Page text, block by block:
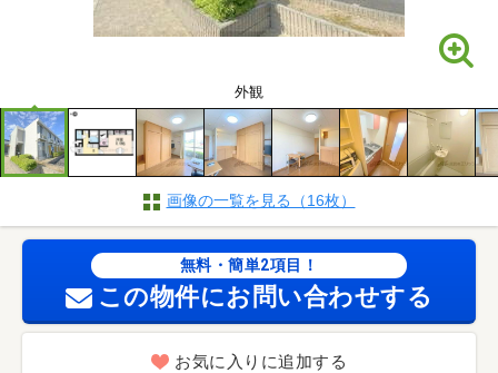
外観
画像の一覧を見る（16枚）
無料・簡単2項目！
この物件にお問い合わせする
お気に入りに追加する